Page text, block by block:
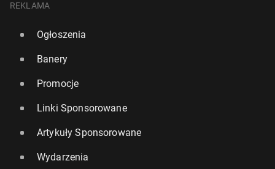
REKLAMA
Ogłoszenia
Banery
Promocje
Linki Sponsorowane
Artykuły Sponsorowane
Wydarzenia